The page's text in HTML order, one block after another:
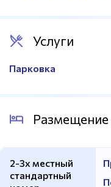
Услуги
Парковка
Размещение
2-3х местный
стандартный